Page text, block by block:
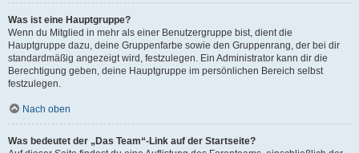
Was ist eine Hauptgruppe?
Wenn du Mitglied in mehr als einer Benutzergruppe bist, dient die
Hauptgruppe dazu, deine Gruppenfarbe sowie den Gruppenrang, der bei dir
standardmäßig angezeigt wird, festzulegen. Ein Administrator kann dir die
Berechtigung geben, deine Hauptgruppe im persönlichen Bereich selbst
festzulegen.
Nach oben
Was bedeutet der „Das Team“-Link auf der Startseite?